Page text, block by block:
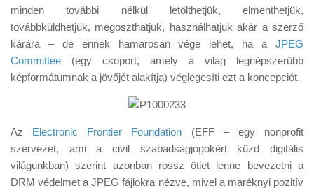
minden további nélkül letölthetjük, elmenthetjük,
továbbküldhetjük, megoszthatjuk, használhatjuk akár a szerző
kárára – de ennek hamarosan vége lehet, ha a JPEG
Committee (egy csoport, amely a világ legnépszerűbb
képformátumnak a jövőjét alakítja) véglegesíti ezt a koncepciót.
Az Electronic Frontier Foundation (EFF – egy nonprofit
szervezet, ami a civil szabadságjogokért küzd digitális
világunkban) szerint azonban rossz ötlet lenne bevezetni a
DRM védelmet a JPEG fájlokra nézve, mivel a maréknyi pozitív